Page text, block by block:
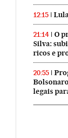
12:15
21:14
O
Silva:
ricos e
20:55
legais